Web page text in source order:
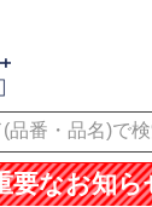
要なお知ら